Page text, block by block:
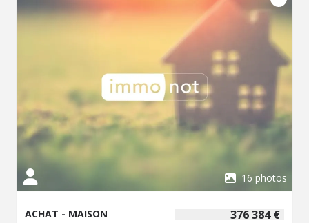
16 photos
376 384 €
ACHAT - MAISON